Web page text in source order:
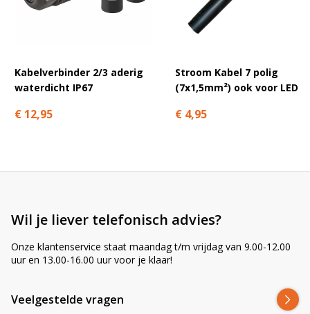
Kabelverbinder 2/3 aderig
waterdicht IP67
€ 12,95
Stroom Kabel 7 polig
(7x1,5mm²) ook voor LED
€ 4,95
Wil je liever telefonisch advies?
Onze klantenservice staat maandag t/m vrijdag van 9.00-12.00
uur en 13.00-16.00 uur voor je klaar!
Veelgestelde vragen
n
a
t
i
: